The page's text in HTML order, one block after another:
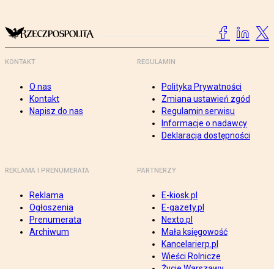
KONTAKT
O nas
Kontakt
Napisz do nas
REGULAMIN
Polityka Prywatności
Zmiana ustawień zgód
Regulamin serwisu
Informacje o nadawcy
Deklaracja dostępności
REKLAMA I PRENUMERATA
Reklama
Ogłoszenia
Prenumerata
Archiwum
PARTNERZY
E-kiosk.pl
E-gazety.pl
Nexto.pl
Mała księgowość
Kancelarierp.pl
Wieści Rolnicze